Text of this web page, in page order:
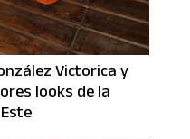
Victorica y
looks de la